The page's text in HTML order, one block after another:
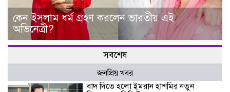
কেন ইসলাম ধর্ম গ্রহণ করলেন ভারতীয় এই
অভিনেত্রী?
সবশেষ
জনপ্রিয় খবর
বাদ দিতে হলো ইমরান হাশমির নতুন